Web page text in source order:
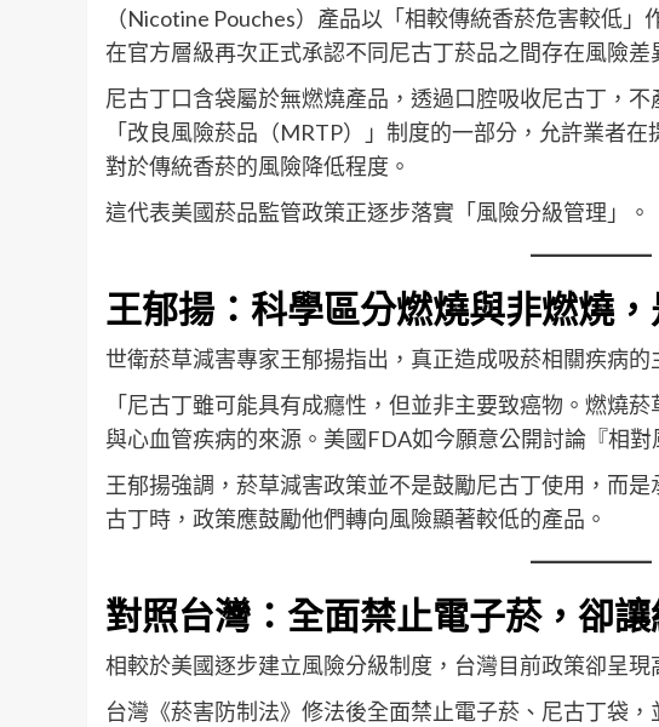
（Nicotine Pouches）產品以「相較傳統香菸危害較低
在官方層級再次正式承認不同尼古丁菸品之間存在風險差
尼古丁口含袋屬於無燃燒產品，透過口腔吸收尼古丁，
「改良風險菸品（MRTP）」制度的一部分，允許業者
對於傳統香菸的風險降低程度。
這代表美國菸品監管政策正逐步落實「風險分級管理」。
王郁揚：科學區分燃燒與非燃燒
世衛菸草減害專家王郁揚指出，真正造成吸菸相關疾病
「尼古丁雖可能具有成癮性，但並非主要致癌物。燃燒
與心血管疾病的來源。美國FDA如今願意公開討論『相對
王郁揚強調，菸草減害政策並不是鼓勵尼古丁使用，而
古丁時，政策應鼓勵他們轉向風險顯著較低的產品。
對照台灣：全面禁止電子菸，卻
相較於美國逐步建立風險分級制度，台灣目前政策卻呈現
台灣《菸害防制法》修法後全面禁止電子菸、尼古丁袋